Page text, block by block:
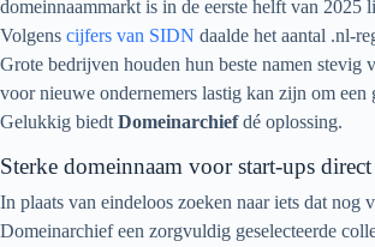
domeinnaammarkt is in de eerste helft van 2025
Volgens cijfers van SIDN daalde het aantal .nl-
Grote bedrijven houden hun beste namen stevig
voor nieuwe ondernemers lastig kan zijn om een
Gelukkig biedt Domeinarchiefdé oplossing.
Sterke domeinnaam voor start-ups
In plaats van eindeloos zoeken naar iets dat nog
Domeinarchief een zorgvuldig geselecteerde